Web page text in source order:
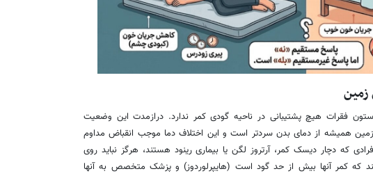
فقرات هیچ پشتیبانی در ناحیه گودی کمر ندارد. درازمدت این وضعیت
همیشه از دمای بدن سردتر است و این اختلاف دما موجب انقباض مداوم
که دچار دیسک کمر، آرتروز لگن یا بیماری رینود هستند، هرگز نباید روی
که کمر آنها بیش از حد گود است (هایپرلوردوز) و پزشک متخصص به آنها